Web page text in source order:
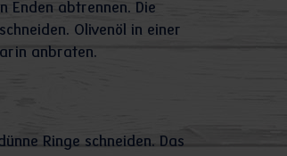
Enden abtrennen. Die
Olivenöl in einer
anbraten.
Ringe schneiden. Das